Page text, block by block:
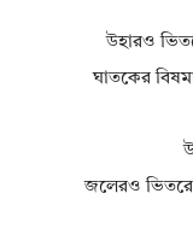
উহারও
ঘাতকের
জলেরও